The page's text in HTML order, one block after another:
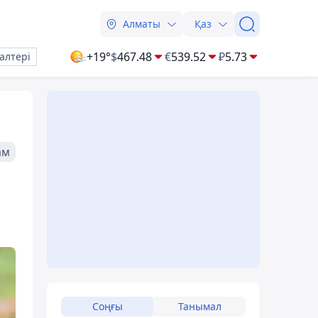
Алматы Қаз
+19°$467.48 €539.52 ₽5.73
Соңғы Танымал